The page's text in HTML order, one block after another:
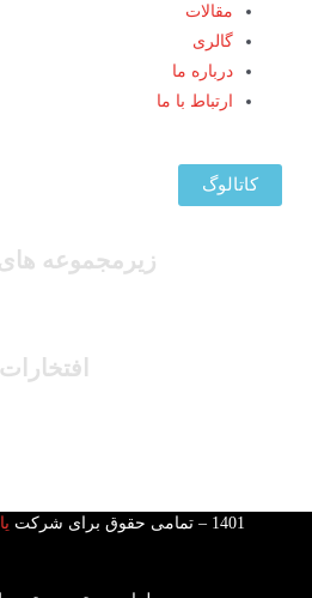
مقالات
گالری
درباره ما
ارتباط با ما
کاتالوگ
زیرمجموعه های
افتخارات
1401 – تمامی حقوق برای شرکت